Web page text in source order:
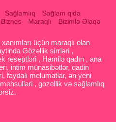
Sağlamlıq
Sağlam qida
Maraqlı Bizimlə Əlaqə
üçün maraqlı olan
Gözəllik sirrləri ,
reseptləri , Hamilə qadın , ana
intim münasibətlər, qadin
faydalı melumatlar, ən yeni
, gozellik və sağlamlıq